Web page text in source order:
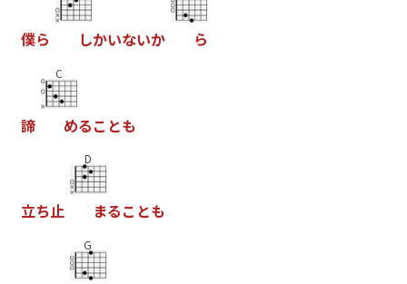
僕ら しかいないか ら
諦
C
めるこ とも
立ち止
D
まるこ とも
G